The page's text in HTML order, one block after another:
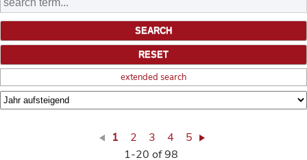
extended search
1 2 3 4
5
1-20 of 98